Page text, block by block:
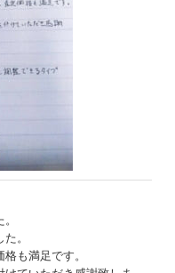
。
も満足です。